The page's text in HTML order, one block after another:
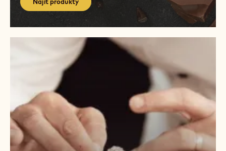
PRODUKTY
Poznejte čokoládu a ingredience, kterým
důvěřují cukráři po celém světě.
Najít produkty